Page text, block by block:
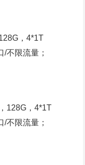
，4*1T
不限流量；
128G，4*1T
不限流量；